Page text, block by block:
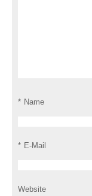
Name
*
E-Mail
*
Website